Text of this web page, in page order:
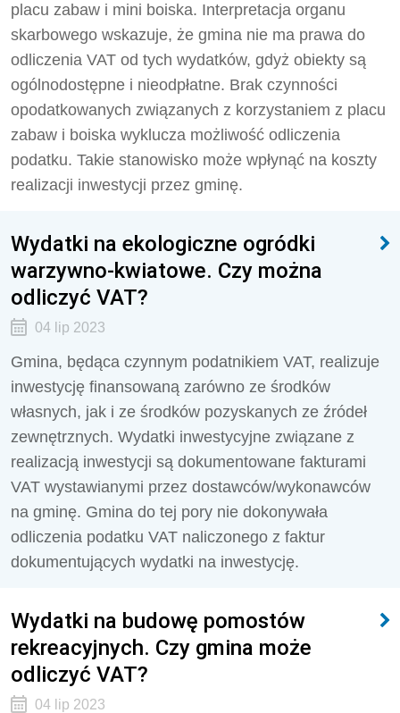
placu zabaw i mini boiska. Interpretacja organu
skarbowego wskazuje, że gmina nie ma prawa do
odliczenia VAT od tych wydatków, gdyż obiekty są
ogólnodostępne i nieodpłatne. Brak czynności
opodatkowanych związanych z korzystaniem z placu
zabaw i boiska wyklucza możliwość odliczenia
podatku. Takie stanowisko może wpłynąć na koszty
realizacji inwestycji przez gminę.
Wydatki na ekologiczne ogródki
warzywno-kwiatowe. Czy można
odliczyć VAT?
04 lip 2023
Gmina, będąca czynnym podatnikiem VAT, realizuje
inwestycję finansowaną zarówno ze środków
własnych, jak i ze środków pozyskanych ze źródeł
zewnętrznych. Wydatki inwestycyjne związane z
realizacją inwestycji są dokumentowane fakturami
VAT wystawianymi przez dostawców/wykonawców
na gminę. Gmina do tej pory nie dokonywała
odliczenia podatku VAT naliczonego z faktur
dokumentujących wydatki na inwestycję.
Wydatki na budowę pomostów
rekreacyjnych. Czy gmina może
odliczyć VAT?
04 lip 2023